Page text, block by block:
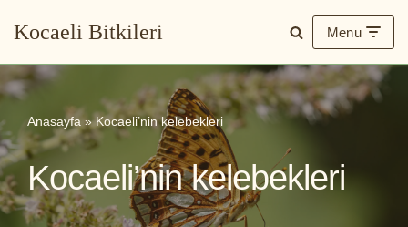
geç
Kocaeli Bitkileri Menu
Anasayfa »Kocaeli’nin kelebekleri
Kocaeli’nin kelebekleri